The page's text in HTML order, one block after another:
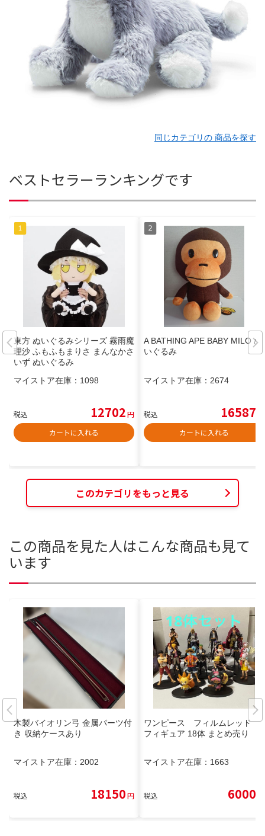
同じカテゴリの 商品を探す
ベストセラーランキングです
東方 ぬいぐるみシリーズ 霧雨魔
理沙 ふもふもまりさ まんなかさ
いず ぬいぐるみ
マイストア在庫： 1098
税込 12702円
カートに入れる
A BATHING APE BABY MILO ぬ
いぐるみ
マイストア在庫： 2674
税込 16587
カートに入れる
このカテゴリをもっと見る
この商品を見た人はこんな商品も見て
います
木製バイオリン弓 金属パーツ付
き 収納ケースあり
マイストア在庫： 2002
税込 18150円
ワンピース フィルムレッド
フィギュア 18体 まとめ売り
マイストア在庫： 1663
税込 6000